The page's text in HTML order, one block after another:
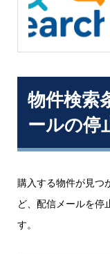
物件検索
ールの停
購入する物件が見つ
ど、配信メールを停
す。